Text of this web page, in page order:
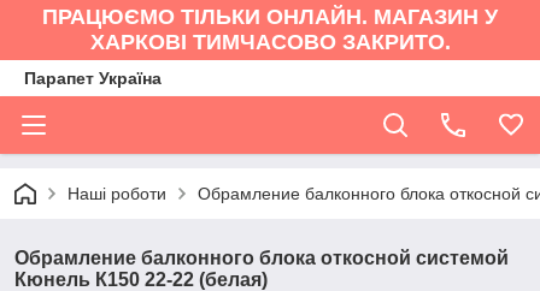
ПРАЦЮЄМО ТІЛЬКИ ОНЛАЙН. МАГАЗИН У
ХАРКОВІ ТИМЧАСОВО ЗАКРИТО.
Парапет Україна
Наші роботи Обрамление балконного блока откосной
Обрамление балконного блока откосной системой
Кюнель К150 22-22 (белая)